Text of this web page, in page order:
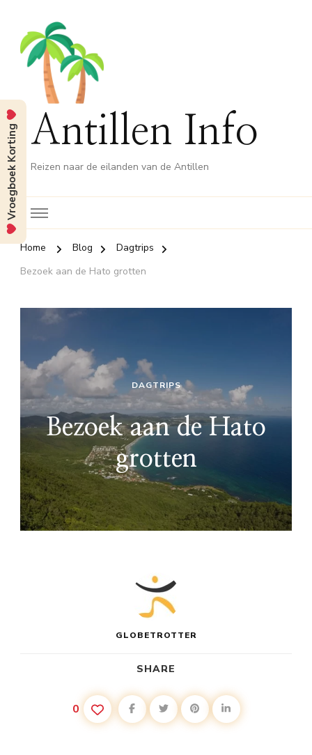
Antillen Info
Reizen naar de eilanden van de Antillen
Home Blog
Dagtrips
Bezoek aan de Hato grotten
DAGTRIPS
Bezoek aan de Hato
grotten
GLOBETROTTER
SHARE
0
Vroegboek Korting